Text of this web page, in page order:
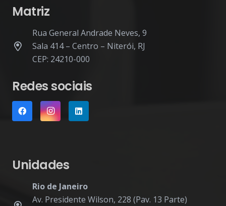
Matriz
Rua General Andrade Neves, 9
Sala 414 – Centro – Niterói, RJ
CEP: 24210-000
Redes sociais
Unidades
Rio de Janeiro
Av. Presidente Wilson, 228 (Pav. 13 Parte)